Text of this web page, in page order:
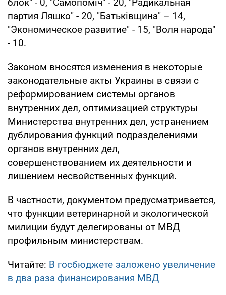
партия Ляшко" - 20, "Батьківщина" – 14,
"Экономическое развитие" - 15, "Воля народа"
- 10.
Законом вносятся изменения в некоторые
законодательные акты Украины в связи с
реформированием системы органов
внутренних дел, оптимизацией структуры
Министерства внутренних дел, устранением
дублирования функций подразделениями
органов внутренних дел,
совершенствованием их деятельности и
лишением несвойственных функций.
В частности, документом предусматривается,
что функции ветеринарной и экологической
милиции будут делегированы от МВД
профильным министерствам.
Читайте: В госбюджете заложено увеличение
в два раза финансирования МВД